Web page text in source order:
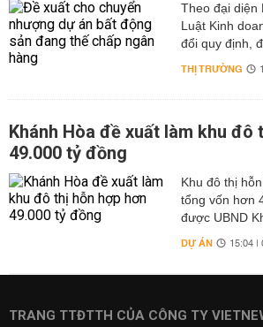
Theo đại diện
Luật Kinh
đổi quy định,
THỊ TRƯỜNG
Khánh Hòa đề xuất làm khu đô
49.000 tỷ đồng
Khu đô thị
tổng vốn hơn
được UBND
DỰ ÁN 15:04 |
TRANG TTĐTTH CỦA CÔNG TY